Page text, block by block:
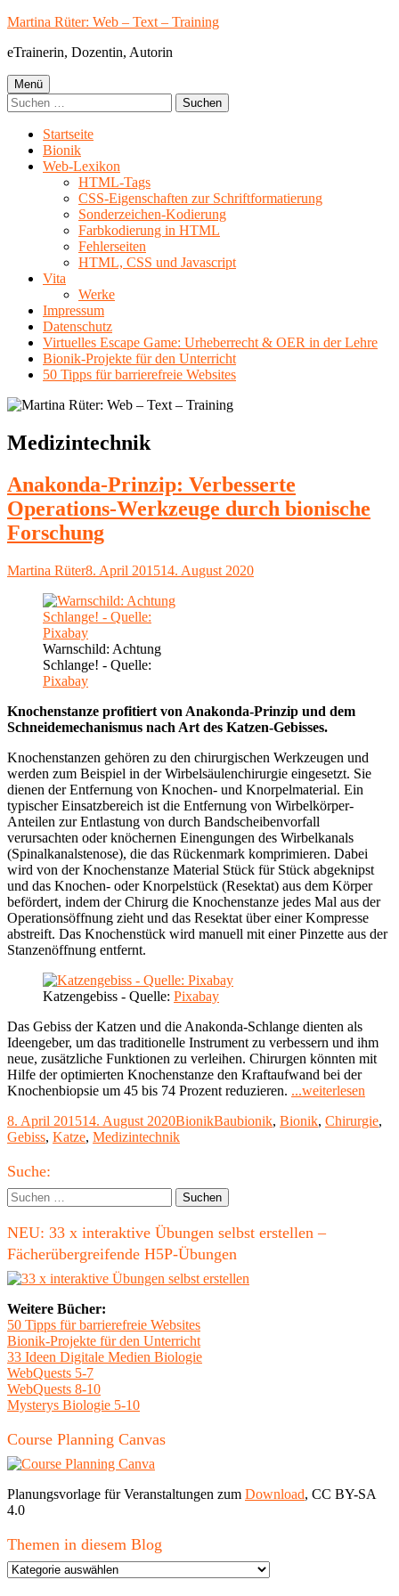
Springe
Inhalt
Martina Rüter: Web – Text – Training
eTrainerin, Dozentin, Autorin
Primäres
Menü
Menü
Suchen
nach:
Startseite
Bionik
Web-Lexikon
HTML-Tags
CSS-Eigenschaften zur Schriftformatierung
Sonderzeichen-Kodierung
Farbkodierung in HTML
Fehlerseiten
HTML, CSS und Javascript
Vita
Werke
Impressum
Datenschutz
Virtuelles Escape Game: Urheberrecht & OER in der Lehre
Bionik-Projekte für den Unterricht
50 Tipps für barrierefreie Websites
Schlagwort:
Medizintechnik
Anakonda-Prinzip: Verbesserte
Operations-Werkzeuge durch bionische
Forschung
Autor
Martina RüterVeröffentlicht
8. April 201514. August 2020
Warnschild: Achtung
Schlange! - Quelle:
Pixabay
Knochenstanze profitiert von Anakonda-Prinzip und dem
Schneidemechanismus nach Art des Katzen-Gebisses.
Knochenstanzen gehören zu den chirurgischen Werkzeugen und
werden zum Beispiel in der Wirbelsäulenchirurgie eingesetzt. Sie
dienen der Entfernung von Knochen- und Knorpelmaterial. Ein
typischer Einsatzbereich ist die Entfernung von Wirbelkörper-
Anteilen zur Entlastung von durch Bandscheibenvorfall
verursachten oder knöchernen Einengungen des Wirbelkanals
(Spinalkanalstenose), die das Rückenmark komprimieren. Dabei
wird von der Knochenstanze Material Stück für Stück abgeknipst
und das Knochen- oder Knorpelstück (Resektat) aus dem Körper
befördert, indem der Chirurg die Knochenstanze jedes Mal aus der
Operationsöffnung zieht und das Resektat über einer Kompresse
abstreift. Das Knochenstück wird manuell mit einer Pinzette aus der
Stanzenöffnung entfernt.
Katzengebiss - Quelle: Pixabay
Das Gebiss der Katzen und die Anakonda-Schlange dienten als
Ideengeber, um das traditionelle Instrument zu verbessern und ihm
neue, zusätzliche Funktionen zu verleihen. Chirurgen könnten mit
Hilfe der optimierten Knochenstanze den Kraftaufwand bei der
Knochenbiopsie um 45 bis 74 Prozent reduzieren. ...weiterlesen
Veröffentlicht
am
8. April 201514. August 2020Kategorien
BionikSchlagwörter
Baubionik, Bionik, Chirurgie,
Gebiss, Katze, Medizintechnik
Haupt-
Seitenleiste
Suche:
Suchen
nach:
NEU: 33 x interaktive Übungen selbst erstellen –
Fächerübergreifende H5P-Übungen
Weitere Bücher:
50 Tipps für barrierefreie Websites
Bionik-Projekte für den Unterricht
33 Ideen Digitale Medien Biologie
WebQuests 5-7
WebQuests 8-10
Mysterys Biologie 5-10
Course Planning Canvas
Planungsvorlage für Veranstaltungen zum Download, CC BY-SA
4.0
Themen in diesem Blog
Themen